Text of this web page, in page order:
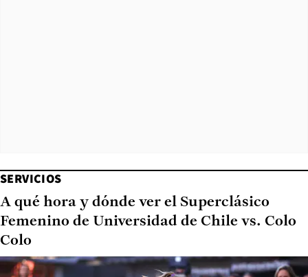
SERVICIOS
A qué hora y dónde ver el Superclásico
Femenino de Universidad de Chile vs. Colo
Colo